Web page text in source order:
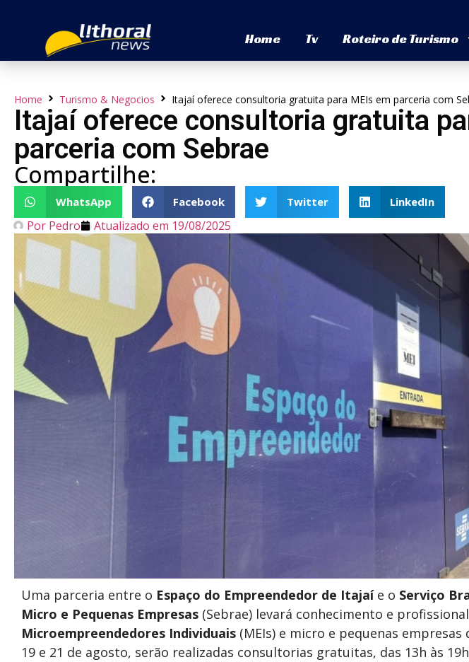
Home Tv Roteiro de Turismo
Home Turismo & Negocios Itajaí oferece consultoria gratuita para MEIs em parceria com
Itajaí oferece consultoria gratuita
parceria com Sebrae
Compartilhe:
WhatsApp Facebook Twitter LinkedIn
Por Pedro Atualizado em 19/08/2025
Uma parceria entre o Espaço do Empreendedor de Itajaíe o Serviço
Micro e Pequenas Empresas (Sebrae) levará conhecimento e
Microempreendedores Individuais (MEIs) e micro e pequenas
19 e 21 de agosto, serão realizadas consultorias gratuitas, das 13h às